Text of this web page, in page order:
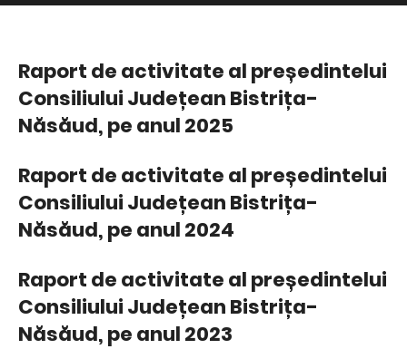
Raport de activitate al președintelui
Consiliului Județean Bistrița-
Năsăud, pe anul 2025
Raport de activitate al președintelui
Consiliului Județean Bistrița-
Năsăud, pe anul 2024
Raport de activitate al președintelui
Consiliului Județean Bistrița-
Năsăud, pe anul 2023